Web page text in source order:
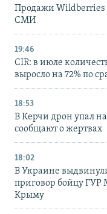
Продажи Wildberries
СМИ
19:46
CIR: в июле
выросло на 72% по
18:53
В Керчи дрон упал
сообщают о жертвах
18:02
В Украине
приговор бойцу ГУР
Крыму